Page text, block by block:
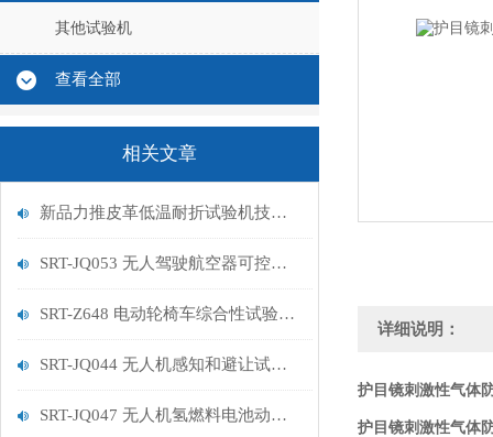
其他试验机
查看全部
相关文章
新品力推皮革低温耐折试验机技术讲解
SRT-JQ053 无人驾驶航空器可控性试验机的特点有哪些
SRT-Z648 电动轮椅车综合性试验机的简单介绍
SRT-JQ044 无人机感知和避让试验机的简单介绍
SRT-JQ047 无人机氢燃料电池动力系统试验机用途有哪些 符合标准
详细说明：
护目镜刺激性气体
护目镜刺激性气体